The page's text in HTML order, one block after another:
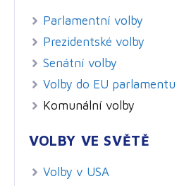
Parlamentní volby
Prezidentské volby
Senátní volby
Volby do EU parlamentu
Komunální volby
VOLBY VE SVĚTĚ
Volby v USA